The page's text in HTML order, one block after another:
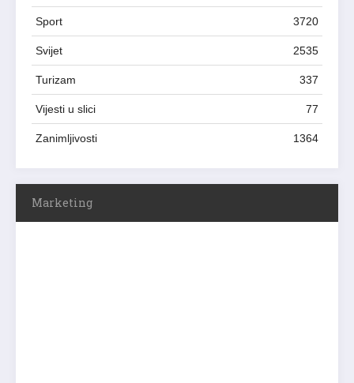
Sport 3720
Svijet 2535
Turizam 337
Vijesti u slici 77
Zanimljivosti 1364
Marketing